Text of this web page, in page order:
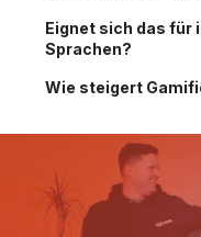
Eignet sich das für
Sprachen?
Wie steigert